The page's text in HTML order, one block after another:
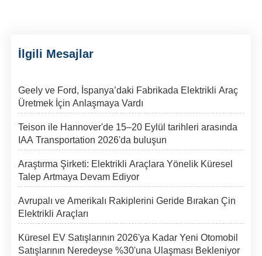
İlgili Mesajlar
Geely ve Ford, İspanya’daki Fabrikada Elektrikli Araç
Üretmek İçin Anlaşmaya Vardı
Teison ile Hannover'de 15–20 Eylül tarihleri arasında
IAA Transportation 2026'da buluşun
Araştırma Şirketi: Elektrikli Araçlara Yönelik Küresel
Talep Artmaya Devam Ediyor
Avrupalı ve Amerikalı Rakiplerini Geride Bırakan Çin
Elektrikli Araçları
Küresel EV Satışlarının 2026'ya Kadar Yeni Otomobil
Satışlarının Neredeyse %30'una Ulaşması Bekleniyor